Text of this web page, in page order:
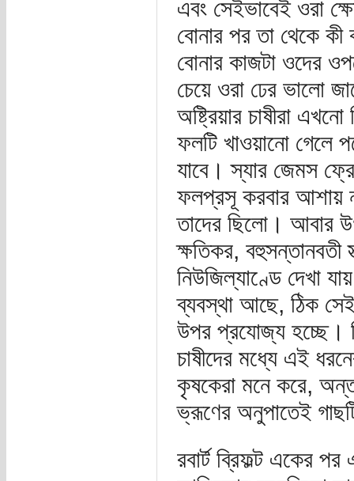
এবং সেইভাবেই ওরা
বোনার পর তা থেকে
বোনার কাজটা ওদের
চেয়ে ওরা ঢের ভালো
অষ্ট্রিয়ার চাষীরা
ফলটি খাওয়ানো গেলে
যাবে। স্যার জেমস
ফলপ্রসূ করবার আশায়
তাদের ছিলো। আবার
ক্ষতিকর, বহুসন্তানবতী
নিউজিল্যাণ্ডে দেখা
ব্যবস্থা আছে, ঠিক সেই
উপর প্রযোজ্য হচ্ছে।
চাষীদের মধ্যে এই
কৃষকেরা মনে করে,
ভ্রূণের অনুপাতেই
রবার্ট ব্রিফল্ট একের